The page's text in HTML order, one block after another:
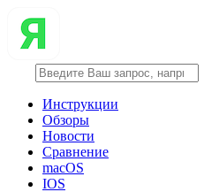
Инструкции
Обзоры
Новости
Сравнение
macOS
IOS